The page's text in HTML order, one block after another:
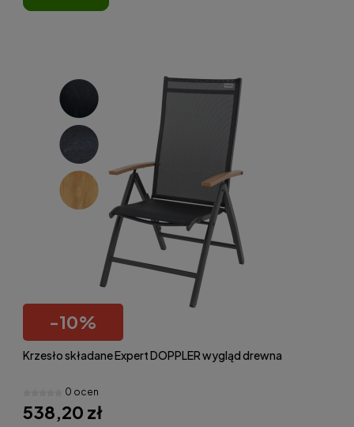
-10%
Krzesło składane Expert DOPPLER wygląd drewna
0 ocen
538,20 zł